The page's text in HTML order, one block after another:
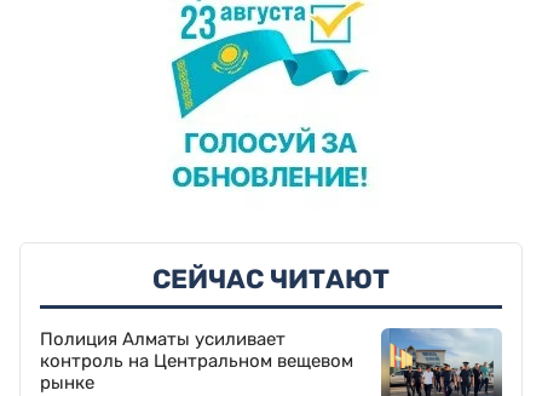
СЕЙЧАС ЧИТАЮТ
Полиция Алматы усиливает
контроль на Центральном вещевом
рынке